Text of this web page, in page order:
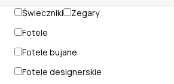
Świeczniki
Zegary
Fotele
Fotele bujane
Fotele designerskie